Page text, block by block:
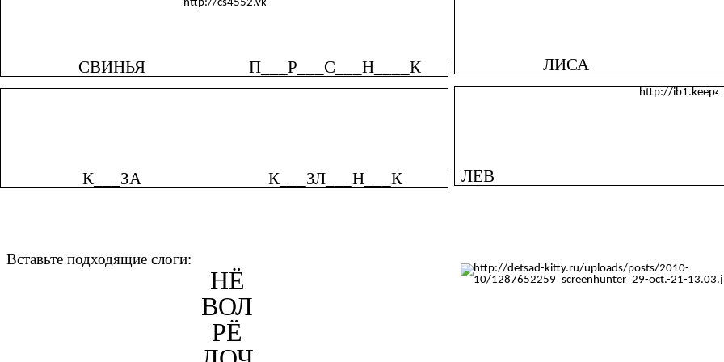
СВИНЬЯ П___Р___С___Н____К
К___ЗА К___ЗЛ___Н___К
ЛИСА
ЛЕВ
Вставьте подходящие слоги:
НЁ
ВОЛ
РЁ